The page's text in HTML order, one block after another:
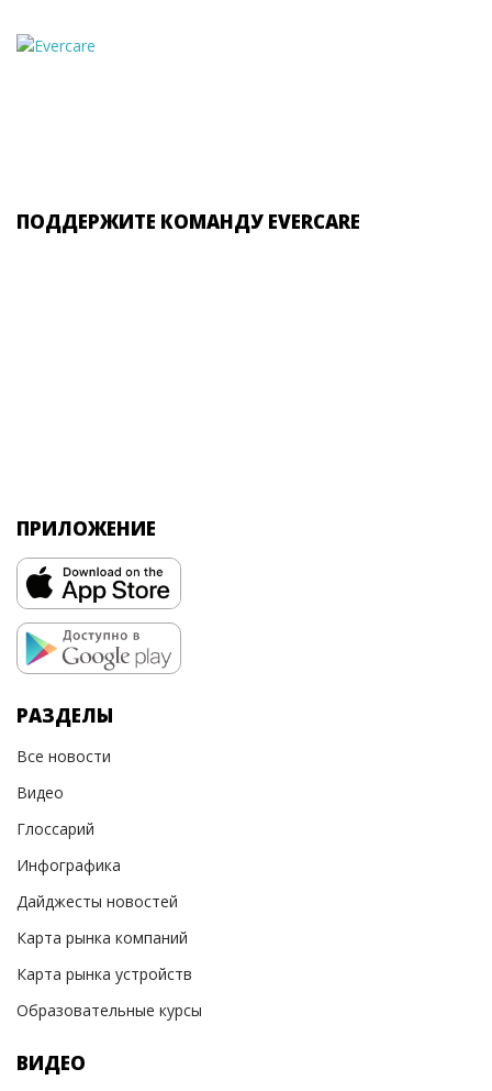
ПОДДЕРЖИТЕ КОМАНДУ EVERCARE
ПРИЛОЖЕНИЕ
РАЗДЕЛЫ
Все новости
Видео
Глоссарий
Инфографика
Дайджесты новостей
Карта рынка компаний
Карта рынка устройств
Образовательные курсы
ВИДЕО